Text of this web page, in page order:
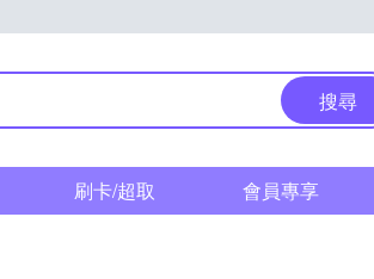
搜尋
刷卡/超取 會員專享